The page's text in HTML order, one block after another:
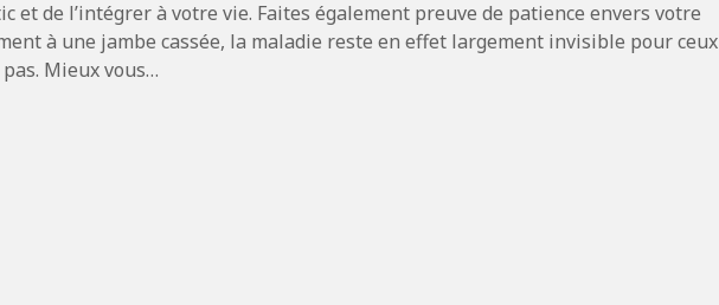
et de l’intégrer à votre vie. Faites également preuve de patience envers votre
à une jambe cassée, la maladie reste en effet largement invisible pour ceux
Mieux vous…